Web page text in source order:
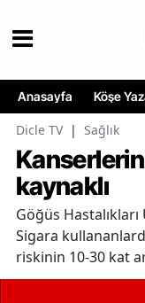
Anasayfa Köşe
Dicle TV | Sağlık
kaynaklı
Göğüs
Sigara
riskinin 10-30 kat